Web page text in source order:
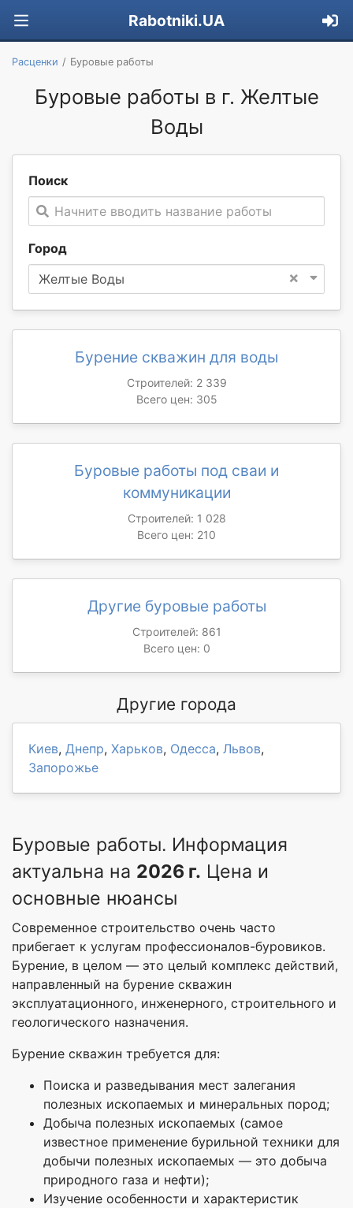
Rabotniki.UA
Расценки Буровые работы
Буровые работы в г. Желтые
Воды
Поиск
Начните вводить название работы
Город
×
Желтые Воды
Бурение скважин для воды
Строителей: 2 339
Всего цен: 305
Буровые работы под сваи и
коммуникации
Строителей: 1 028
Всего цен: 210
Другие буровые работы
Строителей: 861
Всего цен: 0
Другие города
Киев, Днепр, Харьков, Одесса, Львов,
Запорожье
Буровые работы. Информация
актуальна на 2026 г. Цена и
основные нюансы
Современное строительство очень часто
прибегает к услугам профессионалов-буровиков.
Бурение, в целом — это целый комплекс действий,
направленный на бурение скважин
эксплуатационного, инженерного, строительного и
геологического назначения.
Бурение скважин требуется для:
Поиска и разведывания мест залегания
полезных ископаемых и минеральных пород;
Добыча полезных ископаемых (самое
известное применение бурильной техники для
добычи полезных ископаемых — это добыча
природного газа и нефти);
Изучение особенности и характеристик